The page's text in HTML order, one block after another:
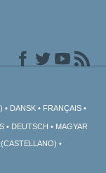
DANSK FRANÇAIS
DEUTSCH
MAGYAR